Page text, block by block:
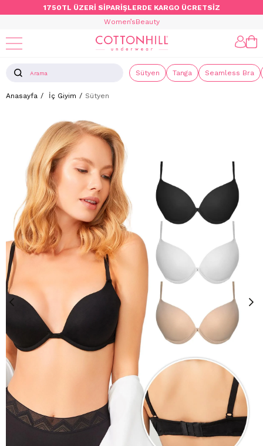
1750TL ÜZERİ SİPARİŞLERDE KARGO ÜCRETSİZ
Women’sBeauty
Sütyen Tanga Seamless Bra
Anasayfa İç Giyim Sütyen